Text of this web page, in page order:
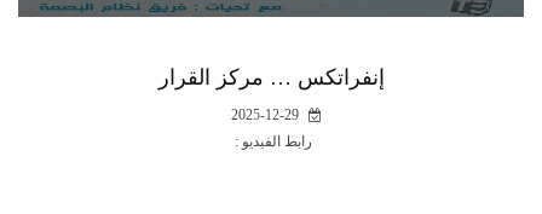
إنفراتكس … مركز القرار
رابط الفيديو :